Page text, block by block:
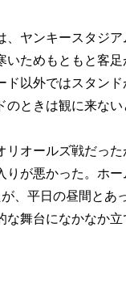
ヤンキースタジ
いためもともと客
ド以外ではスタン
ときは観に来な
オールズ戦だっ
りが悪かった。ホ
、平日の昼間とあ
舞台になかなか立